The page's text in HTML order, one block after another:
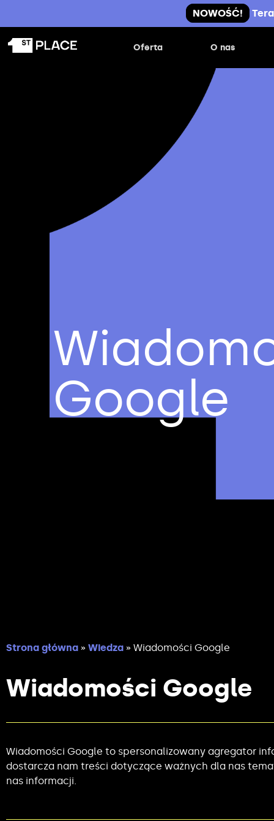
NOWOŚĆ!
Oferta O nas
Google
Strona główna » Wiedza » Wiadomości Google
Wiadomości Google
Wiadomości Google to spersonalizowany agregator
dostarcza nam treści dotyczące ważnych dla nas
nas informacji.